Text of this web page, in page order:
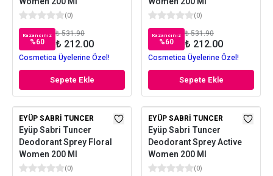
(0)
Kazancınız
%60
₺ 531.90
₺ 212.00
Cosmetica Üyelerine Özel!
Sepete Ekle
(0)
Kazancınız
%60
₺ 531.90
₺ 212.00
Cosmetica Üyelerine Özel!
Sepete Ekle
EYÜP SABRI TUNCER
Eyüp Sabri Tuncer
Deodorant Sprey Floral
Women 200 Ml
(0)
EYÜP SABRI TUNCER
Eyüp Sabri Tuncer
Deodorant Sprey Active
Women 200 Ml
(0)